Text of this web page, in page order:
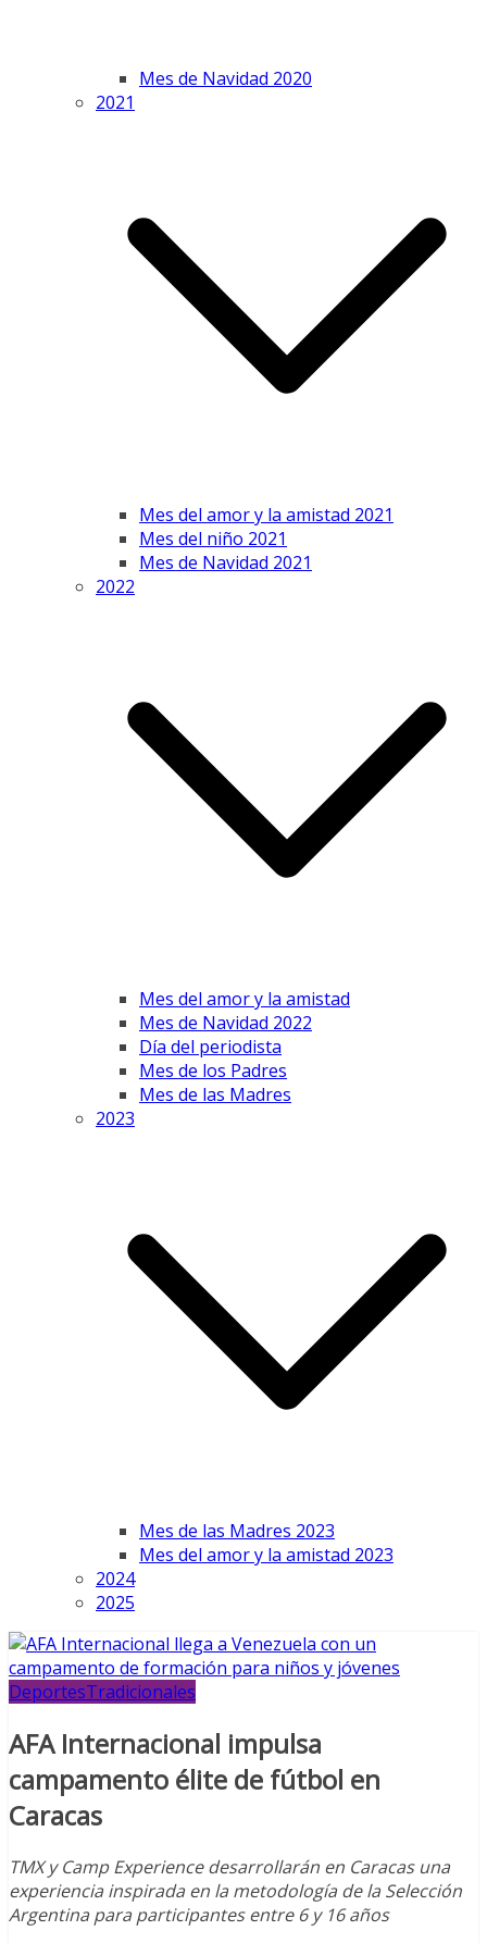
Mes de Navidad 2020
2021
Mes del amor y la amistad 2021
Mes del niño 2021
Mes de Navidad 2021
2022
Mes del amor y la amistad
Mes de Navidad 2022
Día del periodista
Mes de los Padres
Mes de las Madres
2023
Mes de las Madres 2023
Mes del amor y la amistad 2023
2024
2025
DeportesTradicionales
AFA Internacional impulsa
campamento élite de fútbol en
Caracas
TMX y Camp Experience desarrollarán en Caracas una
experiencia inspirada en la metodología de la Selección
Argentina para participantes entre 6 y 16 años